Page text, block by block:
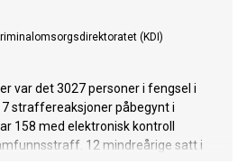
(KDI)
var det 3027 personer i fengsel i
straffereaksjoner påbegynt i
158 med elektronisk kontroll
12 mindreårige satt i